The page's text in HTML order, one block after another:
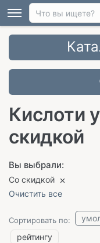
Кислоти
скидкой
Вы выбрали:
Со скидкой
Очистить все
Сортировать по:
рейтингу